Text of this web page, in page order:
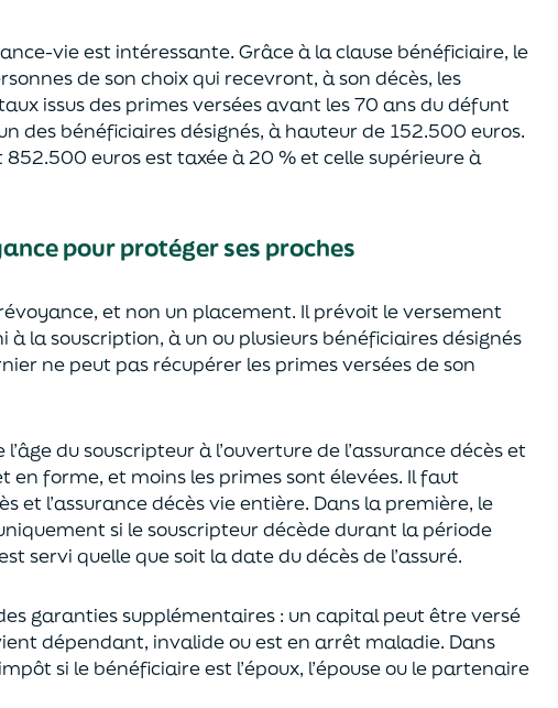
vie est intéressante. Grâce à la clause bénéficiaire, le
de son choix qui recevront, à son décès, les
issus des primes versées avant les 70 ans du défunt
des bénéficiaires désignés, à hauteur de 152.500 euros.
852.500 eurosest taxée à 20 % et celle supérieure à
pour protéger ses proches
, et non un placement. Il prévoit le versement
la souscription, à un ou plusieurs bénéficiaires désignés
ne peut pas récupérer les primes versées de son
du souscripteur à l’ouverture de l’assurance décès et
en forme, et moins les primes sont élevées. Il faut
et l’assurancedécèsvie entière. Dans la première, le
si le souscripteur décède durant la période
servi quelle que soit la date du décès de l’assuré.
garanties supplémentaires : un capitalpeut être versé
dépendant, invalide ouest en arrêt maladie. Dans
si le bénéficiaire est l’époux, l’épouse ou le partenaire